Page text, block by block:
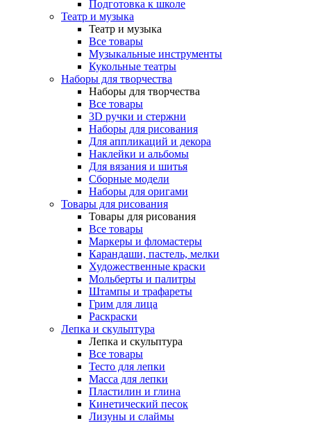
Подготовка к школе
Театр и музыка
Театр и музыка
Все товары
Музыкальные инструменты
Кукольные театры
Наборы для творчества
Наборы для творчества
Все товары
3D ручки и стержни
Наборы для рисования
Для аппликаций и декора
Наклейки и альбомы
Для вязания и шитья
Сборные модели
Наборы для оригами
Товары для рисования
Товары для рисования
Все товары
Маркеры и фломастеры
Карандаши, пастель, мелки
Художественные краски
Мольберты и палитры
Штампы и трафареты
Грим для лица
Раскраски
Лепка и скульптура
Лепка и скульптура
Все товары
Тесто для лепки
Масса для лепки
Пластилин и глина
Кинетический песок
Лизуны и слаймы